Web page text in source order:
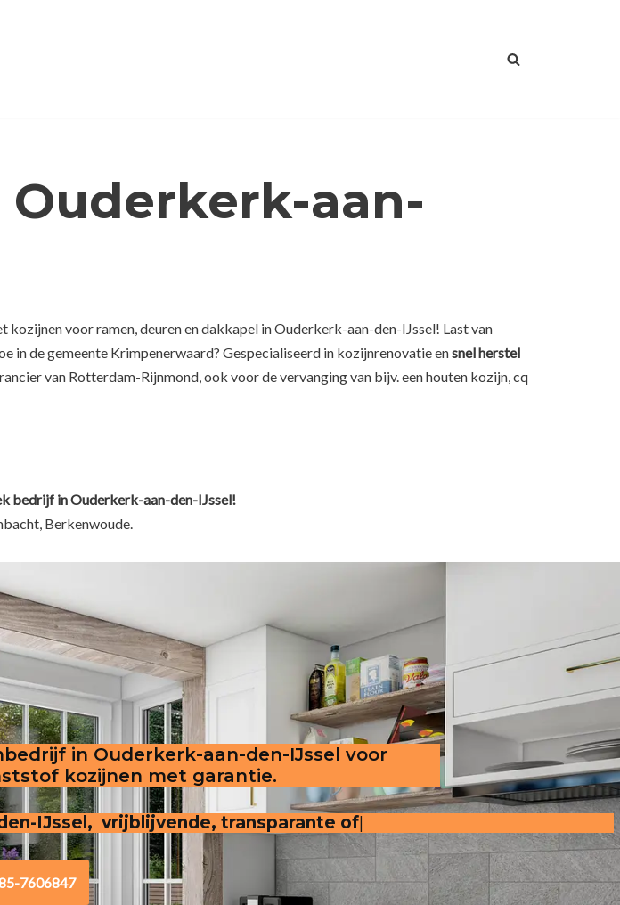
aan-
voor ramen, deuren en dakkapel in Ouderkerk-aan-den-IJssel! Last van
in de gemeente Krimpenerwaard? Gespecialiseerd in kozijnrenovatie ensnel herstel
van Rotterdam-Rijnmond, ook voor de vervanging van bijv. een houten kozijn, cq
bedrijf in Ouderkerk-aan-den-IJssel!
Berkenwoude.
in Ouderkerk-aan-den-IJssel voor
kozijnen met garantie.
IJssel, vrijblijvende, transparante offerte
7606847